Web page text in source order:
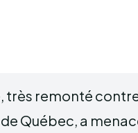
très remonté
Québec, a